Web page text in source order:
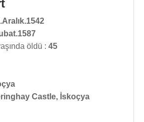
öldü : 45
Castle, İskoçya